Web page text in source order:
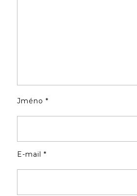
Jméno *
E-mail *